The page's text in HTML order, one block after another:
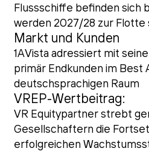
Flussschiffe befinden sich
werden 2027/28 zur Flotte
Markt und Kunden
1AVista adressiert mit
primär Endkunden im Best
deutschsprachigen Raum
VREP-Wertbeitrag:
VR Equitypartner strebt
Gesellschaftern die
erfolgreichen